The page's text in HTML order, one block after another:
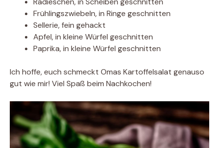
Frühlingszwiebeln, in Ringe geschnitten
Sellerie, fein gehackt
Apfel, in kleine Würfel geschnitten
Paprika, in kleine Würfel geschnitten
Ich hoffe, euch schmeckt Omas Kartoffelsalat genauso
gut wie mir! Viel Spaß beim Nachkochen!